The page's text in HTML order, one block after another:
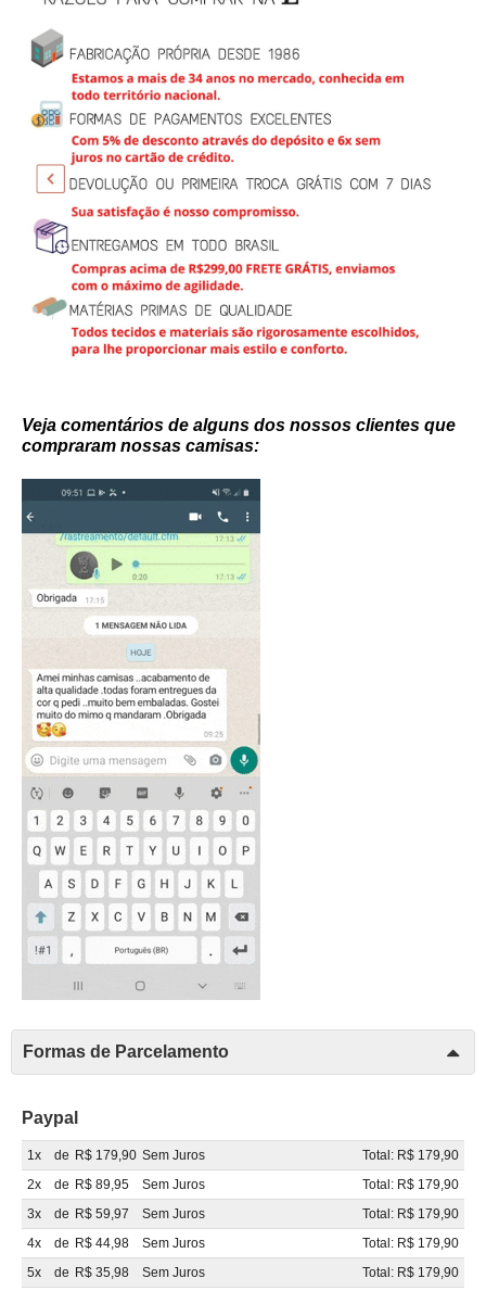
Veja comentários de alguns dos nossos clientes que
compraram nossas camisas:
Formas de Parcelamento
Paypal
1x de R$ 179,90 Sem Juros
Total: R$ 179,90
2x
de R$ 89,95 Sem Juros
Total: R$ 179,90
3x
de R$ 59,97 Sem Juros
Total: R$ 179,90
4x
de R$ 44,98 Sem Juros
Total: R$ 179,90
5x
de R$ 35,98 Sem Juros
Total: R$ 179,90